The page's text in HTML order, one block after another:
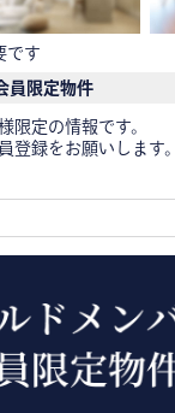
です
員限定物件
限定の情報です。
登録をお願いします。